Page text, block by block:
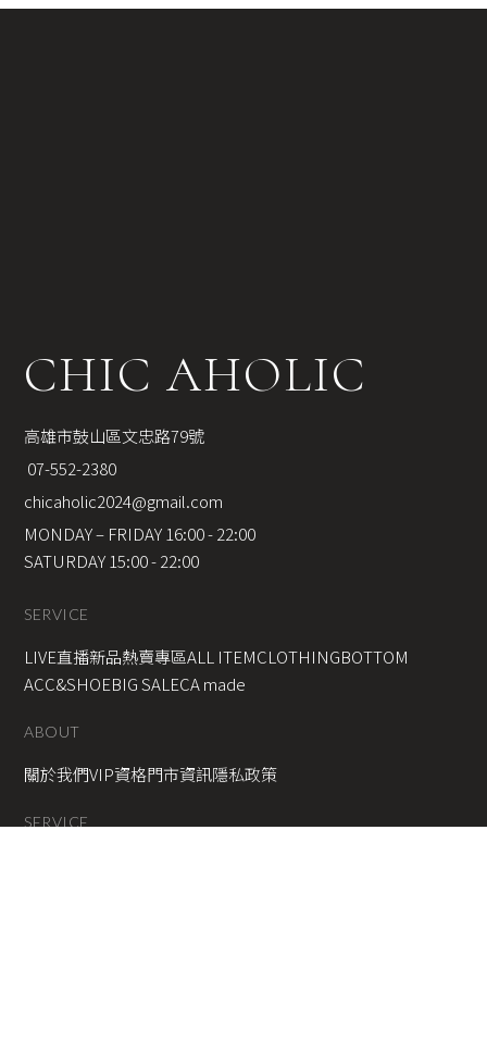
CHIC AHOLIC
高雄市鼓山區文忠路79號
07-552-2380
chicaholic2024@gmail.com
MONDAY – FRIDAY 16:00 - 22:00
SATURDAY 15:00 - 22:00
SERVICE
LIVE直播新品熱賣專區ALL ITEMCLOTHINGBOTTOM
ACC&SHOEBIG SALECA made
ABOUT
關於我們VIP資格門市資訊隱私政策
SERVICE